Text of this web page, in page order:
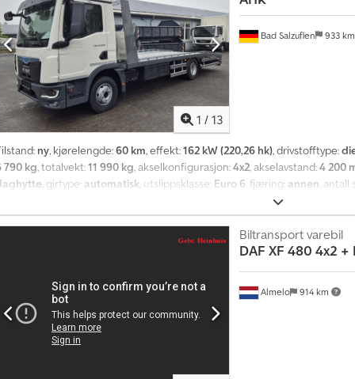
1 / 13
Bad Salzuflen 933 km
ny, kjørelengde:60 km, effekt:162 kW (220,26 hk), drivstofftype:
790 kg, totalvekt:11 990 kg, akselkonfigurasjon:4x2, akselavstand:4 200
, girtype: automatisk, utslippsklasse: Euro 6, fjæring: annen, antall
ABS, aircondition, antispinnsystem,
kabelvinsj, kjørecomputer, navigasjonssystem,
Almelo 914 km
Biltransport varebil
DAF XF 480 4x2 +